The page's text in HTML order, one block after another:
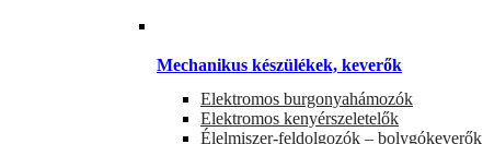
Mechanikus készülékek, keverők
Elektromos burgonyahámozók
Elektromos kenyérszeletelők
Élelmiszer-feldolgozók – bolygókeverők